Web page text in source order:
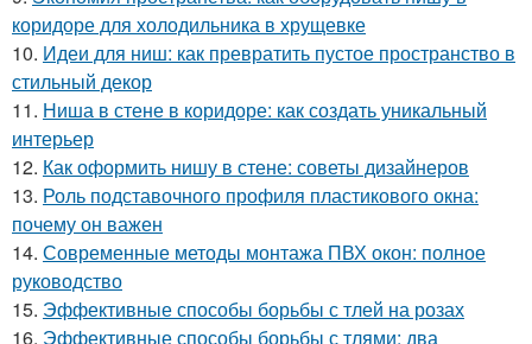
коридоре для холодильника в хрущевке
10. Идеи для ниш: как превратить пустое пространство в
стильный декор
11. Ниша в стене в коридоре: как создать уникальный
интерьер
12. Как оформить нишу в стене: советы дизайнеров
13. Роль подставочного профиля пластикового окна:
почему он важен
14. Современные методы монтажа ПВХ окон: полное
руководство
15. Эффективные способы борьбы с тлей на розах
16. Эффективные способы борьбы с тлями: два